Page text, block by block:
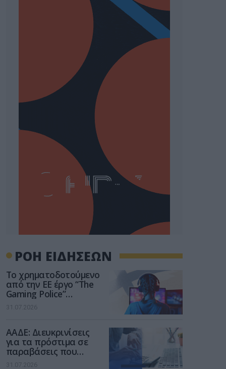
ΡΟΗ ΕΙΔΗΣΕΩΝ
Το χρηματοδοτούμενο
από την ΕΕ έργο “The
Gaming Police”
ενισχύει την ασφάλεια
των παιδιών στο
31.07.2026
ΑΑΔΕ: Διευκρινίσεις
για τα πρόστιμα σε
παραβάσεις που
αφορούν τους ΦΗΜ
31.07.2026